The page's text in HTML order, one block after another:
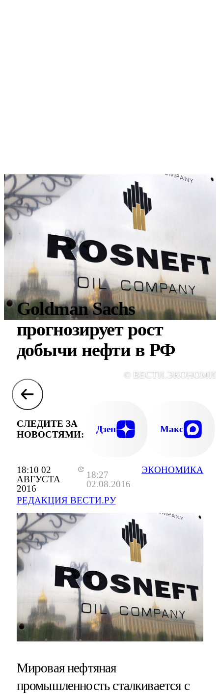
18:10 02
АВГУСТА
2016
18:27
02.08.2016
РЕДАКЦИЯ ВЕСТИ.РУ
ЭКОНОМИКА
Goldman Sachs
прогнозирует рост
добычи нефти в РФ
©
СЛЕДИТЕ ЗА
НОВОСТЯМИ:
Дзен Макс
Мировая нефтяная
промышленность сталкивается с